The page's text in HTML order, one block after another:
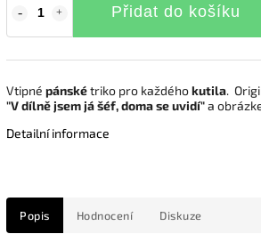
Přidat do košíku
Vtipné pánskétriko pro každéhokutila.
"V dílně jsem já šéf, doma se uvidí"a
Detailní informace
Popis Hodnocení Diskuze